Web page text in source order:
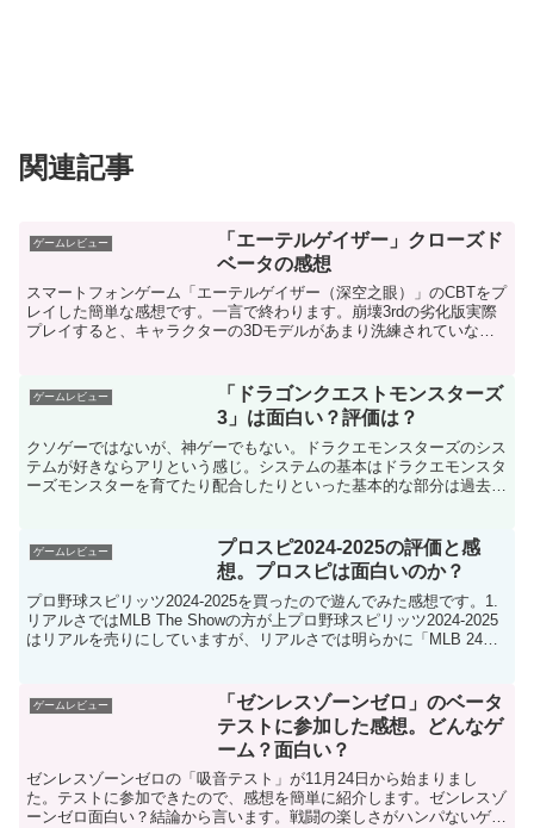
関連記事
ゲームレビュー
「エーテルゲイザー」クローズド
ベータの感想
スマートフォンゲーム「エーテルゲイザー（深空之眼）」のCBTをプ
レイした簡単な感想です。一言で終わります。崩壊3rdの劣化版実際
プレイすると、キャラクターの3Dモデルがあまり洗練されていない
ゲームレビュー
「ドラゴンクエストモンスターズ
3」は面白い？評価は？
クソゲーではないが、神ゲーでもない。ドラクエモンスターズのシス
テムが好きならアリという感じ。システムの基本はドラクエモンスタ
ーズモンスターを育てたり配合したりといった基本的な部分は過去作
ゲームレビュー
プロスピ2024-2025の評価と感
想。プロスピは面白いのか？
プロ野球スピリッツ2024-2025を買ったので遊んでみた感想です。1.
リアルさではMLB The Showの方が上プロ野球スピリッツ2024-2025
はリアルを売りにしていますが、リアルさでは明らかに「MLB 24
ゲームレビュー
「ゼンレスゾーンゼロ」のベータ
テストに参加した感想。どんなゲ
ーム？面白い？
ゼンレスゾーンゼロの「吸音テスト」が11月24日から始まりまし
た。テストに参加できたので、感想を簡単に紹介します。ゼンレスゾ
ーンゼロ面白い？結論から言います。戦闘の楽しさがハンパないゲー